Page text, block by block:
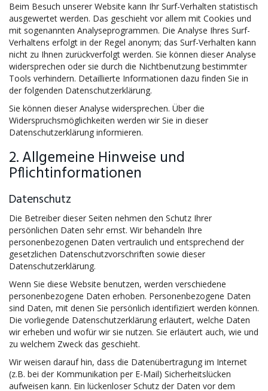
Beim Besuch unserer Website kann Ihr Surf-Verhalten statistisch
ausgewertet werden. Das geschieht vor allem mit Cookies und
mit sogenannten Analyseprogrammen. Die Analyse Ihres Surf-
Verhaltens erfolgt in der Regel anonym; das Surf-Verhalten kann
nicht zu Ihnen zurückverfolgt werden. Sie können dieser Analyse
widersprechen oder sie durch die Nichtbenutzung bestimmter
Tools verhindern. Detaillierte Informationen dazu finden Sie in
der folgenden Datenschutzerklärung.
Sie können dieser Analyse widersprechen. Über die
Widerspruchsmöglichkeiten werden wir Sie in dieser
Datenschutzerklärung informieren.
2. Allgemeine Hinweise und
Pflichtinformationen
Datenschutz
Die Betreiber dieser Seiten nehmen den Schutz Ihrer
persönlichen Daten sehr ernst. Wir behandeln Ihre
personenbezogenen Daten vertraulich und entsprechend der
gesetzlichen Datenschutzvorschriften sowie dieser
Datenschutzerklärung.
Wenn Sie diese Website benutzen, werden verschiedene
personenbezogene Daten erhoben. Personenbezogene Daten
sind Daten, mit denen Sie persönlich identifiziert werden können.
Die vorliegende Datenschutzerklärung erläutert, welche Daten
wir erheben und wofür wir sie nutzen. Sie erläutert auch, wie und
zu welchem Zweck das geschieht.
Wir weisen darauf hin, dass die Datenübertragung im Internet
(z.B. bei der Kommunikation per E-Mail) Sicherheitslücken
aufweisen kann. Ein lückenloser Schutz der Daten vor dem